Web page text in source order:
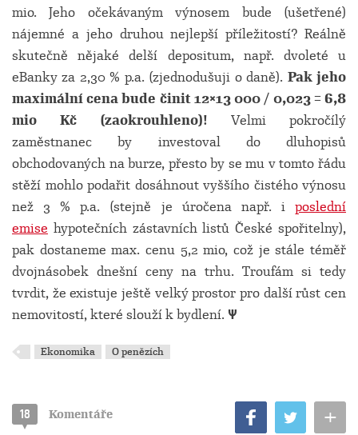
mio. Jeho očekávaným výnosem bude (ušetřené)
nájemné a jeho druhou nejlepší příležitostí? Reálně
skutečně nějaké delší depositum, např. dvoleté u
eBanky za 2,30 % p.a. (zjednodušuji o daně). Pak jeho
maximální cena bude činit 12×13 000 / 0,023 = 6,8
mio Kč (zaokrouhleno)! Velmi pokročílý
zaměstnanec by investoval do dluhopisů
obchodovaných na burze, přesto by se mu v tomto řádu
stěží mohlo podařit dosáhnout vyššího čistého výnosu
než 3 % p.a. (stejně je úročena např. i poslední
emise hypotečních zástavních listů České spořitelny),
pak dostaneme max. cenu 5,2 mio, což je stále téměř
dvojnásobek dnešní ceny na trhu. Troufám si tedy
tvrdit, že existuje ještě velký prostor pro další růst cen
nemovitostí, které slouží k bydlení. Ψ
Ekonomika O penězích
18 Komentáře +